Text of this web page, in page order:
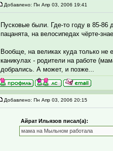
Добавлено: Пн Апр 03, 2006 19:41
Пусковые были. Где-то году в 85-
пацанята, на велосипедах чёрте-
Вообще, на великах куда только
каникулах - родители на работе
добрались. А может, и позже...
Добавлено: Пн Апр 03, 2006 20:15
Айрат Ильязов писал(а):
мама на Мыльном работала